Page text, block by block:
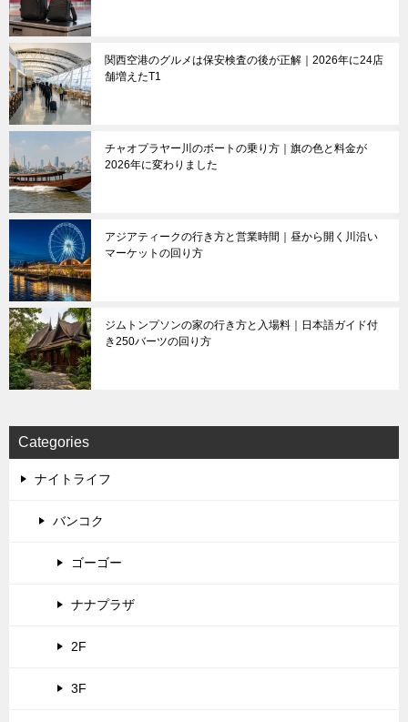
関西空港のグルメは保安検査の後が正解｜2026年に24店
舗増えたT1
チャオプラヤー川のボートの乗り方｜旗の色と料金が
2026年に変わりました
アジアティークの行き方と営業時間｜昼から開く川沿い
マーケットの回り方
ジムトンプソンの家の行き方と入場料｜日本語ガイド付
き250バーツの回り方
Categories
ナイトライフ
バンコク
ゴーゴー
ナナプラザ
2F
3F